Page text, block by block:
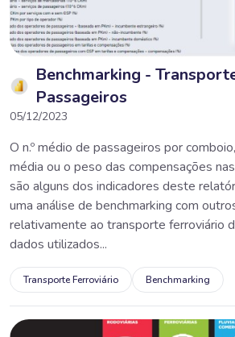
Benchmarking -
Passageiros
05/12/2023
O n.º médio de passageiros por
média ou o peso das compensações
são alguns dos indicadores deste
uma análise de benchmarking com
relativamente ao transporte ferroviário
dados utilizados...
Transporte Ferroviário Benchmarking